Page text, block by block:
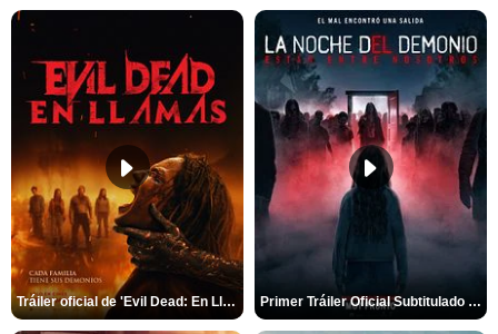
Tráiler oficial de 'Evil Dead: En Llamas' Primer Tráiler Oficial Subtitulado de 'La Noche Del Demonio: Están Entre Nosotros'